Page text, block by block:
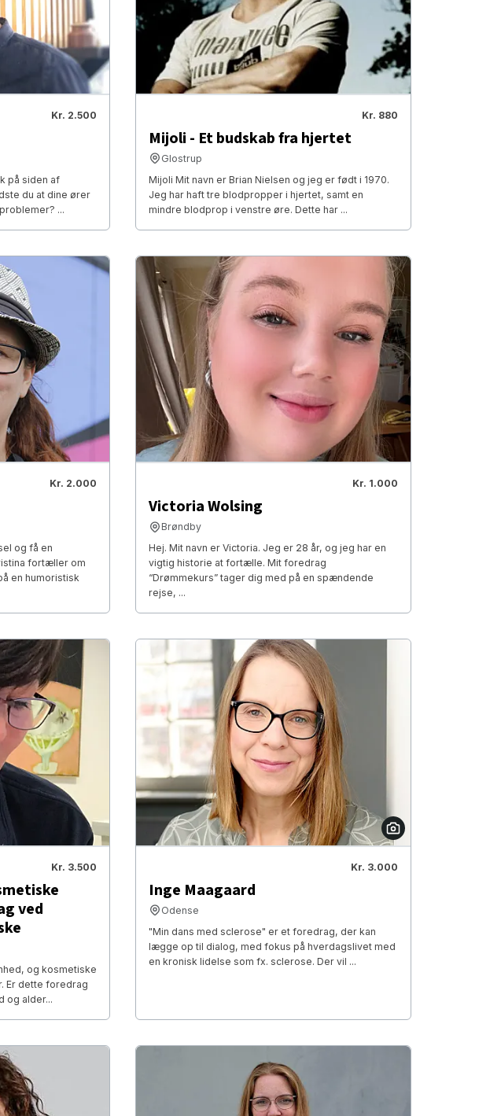
Kr. 2.500
på siden af
du at dine ører
...
Kr. 880
Mijoli - Et budskab fra hjertet
Glostrup
Mijoli Mit navn er Brian Nielsen og jeg er født i 1970.
Jeg har haft tre blodpropper i hjertet, samt en
mindre blodprop i venstre øre. Dette har ...
Kr. 2.000
og få en
fortæller om
en humoristisk
Kr. 1.000
Victoria Wolsing
Brøndby
Hej. Mit navn er Victoria. Jeg er 28 år, og jeg har en
vigtig historie at fortælle. Mit foredrag
“Drømmekurs” tager dig med på en spændende
rejse, ...
Kr. 3.500
ved
og kosmetiske
Er dette foredrag
og alder...
Kr. 3.000
Inge Maagaard
Odense
"Min dans med sclerose" er et foredrag, der kan
lægge op til dialog, med fokus på hverdagslivet med
en kronisk lidelse som fx. sclerose. Der vil ...